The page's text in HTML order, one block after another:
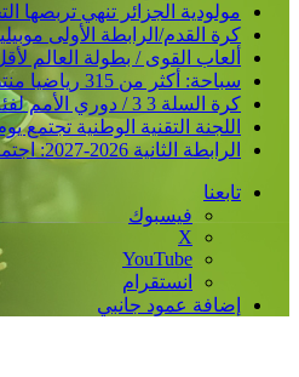
مولودية الجزائر تنهي تربصها
كرة القدم/الرابطة الأولى
ألعاب القوى / بطولة العالم لأقل من 20 سنة: يونس عياشي أبرز الآمال الجزائرية للتتويج
سباحة: أكثر من 315 رياضيا منتظر في الطبعة الرابعة لسباق عبور خليج الجزائر
كرة السلة 3 3 / دوري الأمم لفئة لأقل من 23 سنة : المنتخب الجزائري /ذكور/ يحقق فوزا ثانيا و يدعم مركزه في الصدارة
اللجنة التقنية الوطنية
الرابطة الثانية 2026-2027: اجتماع تنسيقي للرابطة الوطنية للهواة متبوع بسحب قرعة الرزنامة يوم الأحد المقبل
تابعنا
فيسبوك
‫X
‫YouTube
انستقرام
إضافة عمود جانبي